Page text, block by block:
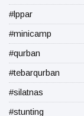
#lppar
#minicamp
#qurban
#tebarqurban
#silatnas
#stunting